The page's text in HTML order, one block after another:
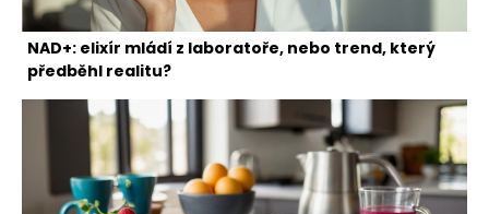
NAD+: elixír mládí z laboratoře, nebo trend, který
předběhl realitu?